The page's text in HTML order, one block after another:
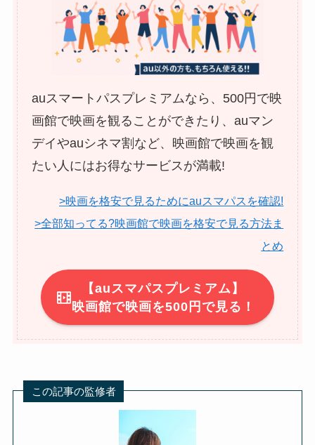
auスマートパスプレミアムなら、500円で映
画館で映画を観ることができたり、auマン
デイやauシネマ割など、映画館で映画を観
たい人にはお得なサービスが満載!
>映画を格安で見るためにauスマパスを確認!
>全部知ってる?映画館で映画を格安で見る方法ま
とめ
【auスマパスプレミアム】
映画館で映画を500円で見る！
この記事の監修者